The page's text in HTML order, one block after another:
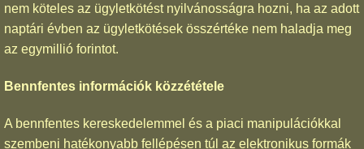
nem köteles az ügyletkötést nyilvánosságra hozni, ha az adott
naptári évben az ügyletkötések összértéke nem haladja meg
az egymillió forintot.
Bennfentes információk közzététele
A bennfentes kereskedelemmel és a piaci manipulációkkal
szembeni hatékonyabb fellépésen túl az elektronikus formák